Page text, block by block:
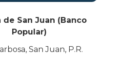
de San Juan (Banco
Popular)
San Juan, P.R.